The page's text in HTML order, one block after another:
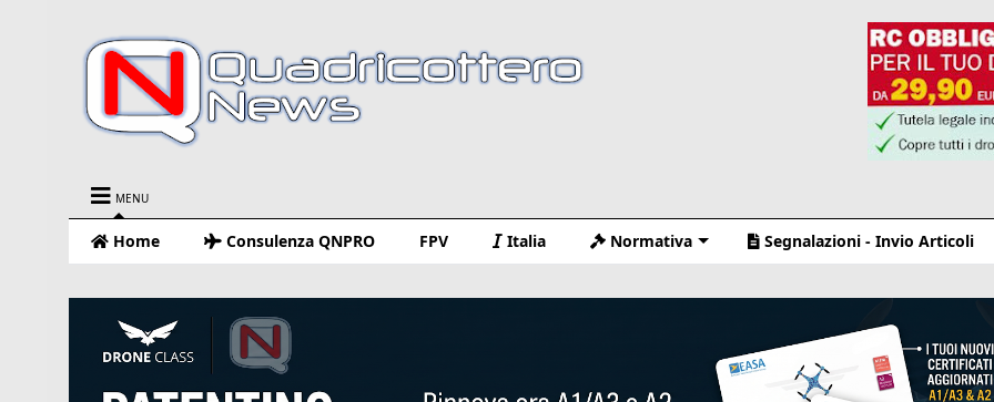
MENU
Home Consulenza QNPRO FPV Italia Normativa Segnalazioni - Invio Articoli